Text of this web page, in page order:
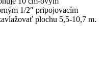
1/2″ pripojovacím
plochu 5,5-10,7 m.